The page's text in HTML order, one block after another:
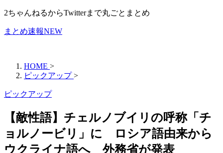
2ちゃんねるからTwitterまで丸ごとまとめ
まとめ速報NEW
HOME >
ピックアップ >
ピックアップ
【敵性語】チェルノブイリの呼称「チ
ョルノービリ」に ロシア語由来から
ウクライナ語へ 外務省が発表